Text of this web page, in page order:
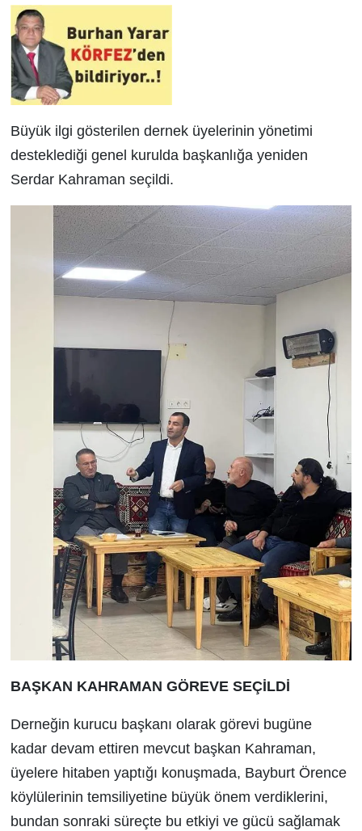
Büyük ilgi gösterilen dernek üyelerinin yönetimi
desteklediği genel kurulda başkanlığa yeniden
Serdar Kahraman seçildi.
BAŞKAN KAHRAMAN GÖREVE SEÇİLDİ
Derneğin kurucu başkanı olarak görevi bugüne
kadar devam ettiren mevcut başkan Kahraman,
üyelere hitaben yaptığı konuşmada, Bayburt Örence
köylülerinin temsiliyetine büyük önem verdiklerini,
bundan sonraki süreçte bu etkiyi ve gücü sağlamak